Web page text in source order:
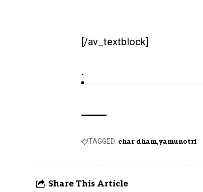
[/av_textblock]
.
TAGGED: char dham yamunotri
Share This Article